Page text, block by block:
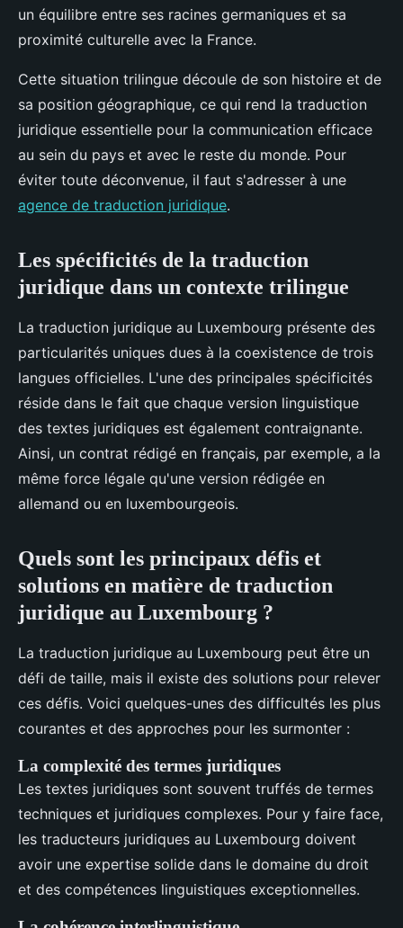
un équilibre entre ses racines germaniques et sa
proximité culturelle avec la France.
Cette situation trilingue découle de son histoire et de
sa position géographique, ce qui rend la traduction
juridique essentielle pour la communication efficace
au sein du pays et avec le reste du monde. Pour
éviter toute déconvenue, il faut s'adresser à une
agence de traduction juridique.
Les spécificités de la traduction
juridique dans un contexte trilingue
La traduction juridique au Luxembourg présente des
particularités uniques dues à la coexistence de trois
langues officielles. L'une des principales spécificités
réside dans le fait que chaque version linguistique
des textes juridiques est également contraignante.
Ainsi, un contrat rédigé en français, par exemple, a la
même force légale qu'une version rédigée en
allemand ou en luxembourgeois.
Quels sont les principaux défis et
solutions en matière de traduction
juridique au Luxembourg ?
La traduction juridique au Luxembourg peut être un
défi de taille, mais il existe des solutions pour relever
ces défis. Voici quelques-unes des difficultés les plus
courantes et des approches pour les surmonter :
La complexité des termes juridiques
Les textes juridiques sont souvent truffés de termes
techniques et juridiques complexes. Pour y faire face,
les traducteurs juridiques au Luxembourg doivent
avoir une expertise solide dans le domaine du droit
et des compétences linguistiques exceptionnelles.